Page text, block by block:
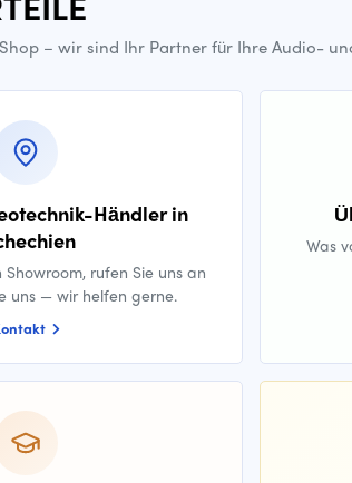
– wir sind Ihr Partner für Ihre Audio-
Händler in
Showroom, rufen Sie uns an
uns — wir helfen gerne.
Was